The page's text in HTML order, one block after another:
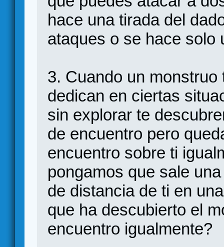
hace una tirada del
ataques o se hace solo
3. Cuando un
dedican en ciertas
sin explorar te
de encuentro pero
encuentro sobre ti
pongamos que sale
de distancia de ti en
que ha descubierto el
encuentro igualmente?